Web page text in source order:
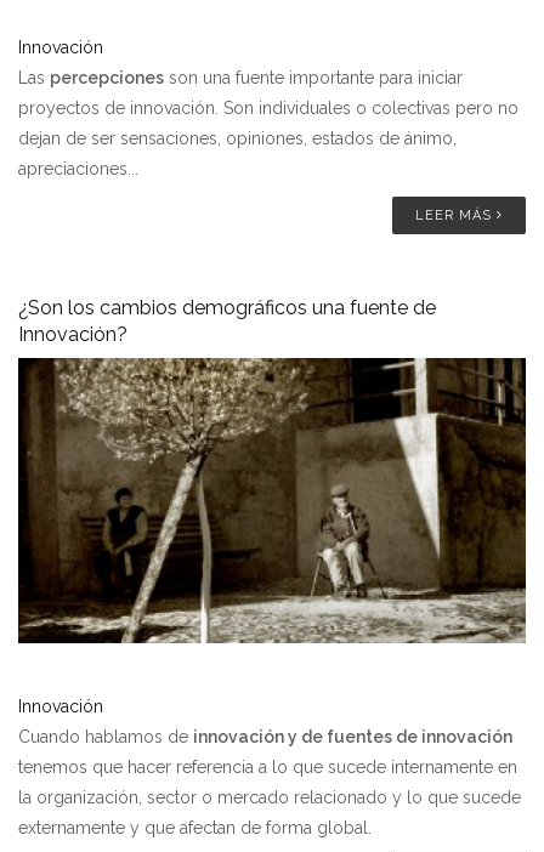
Innovación
Las percepciones son una fuente importante para iniciar
proyectos de innovación. Son individuales o colectivas pero no
dejan de ser sensaciones, opiniones, estados de ánimo,
apreciaciones...
LEER MÁS
¿Son los cambios demográficos una fuente de
Innovación?
Innovación
Cuando hablamos de innovación y de fuentes de innovación
tenemos que hacer referencia a lo que sucede internamente en
la organización, sector o mercado relacionado y lo que sucede
externamente y que afectan de forma global.